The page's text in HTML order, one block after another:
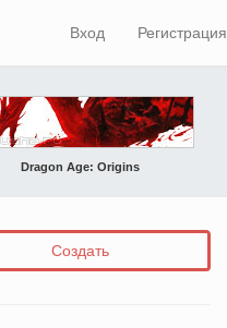
Вход Регистрация
Dragon Age: Origins
Создать